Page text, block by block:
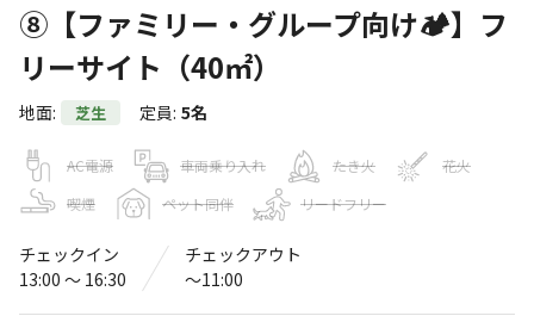
➇【ファミリー・グループ向け🏕️】フ
リーサイト（40㎡）
地面: 芝生 定員: 5名
AC電源 車両乗り入れ たき火
花火
喫煙
ペット同伴 リードフリー
チェックイン
13:00 〜 16:30
チェックアウト
〜11:00
WEB予約可能 クーポン利用可
表浜ほうべの森キャンプ場
4.7（34件）
〒441-3424 愛知県 田原市南神戸町南中島1番地
Googleマップで見る
灰捨て場